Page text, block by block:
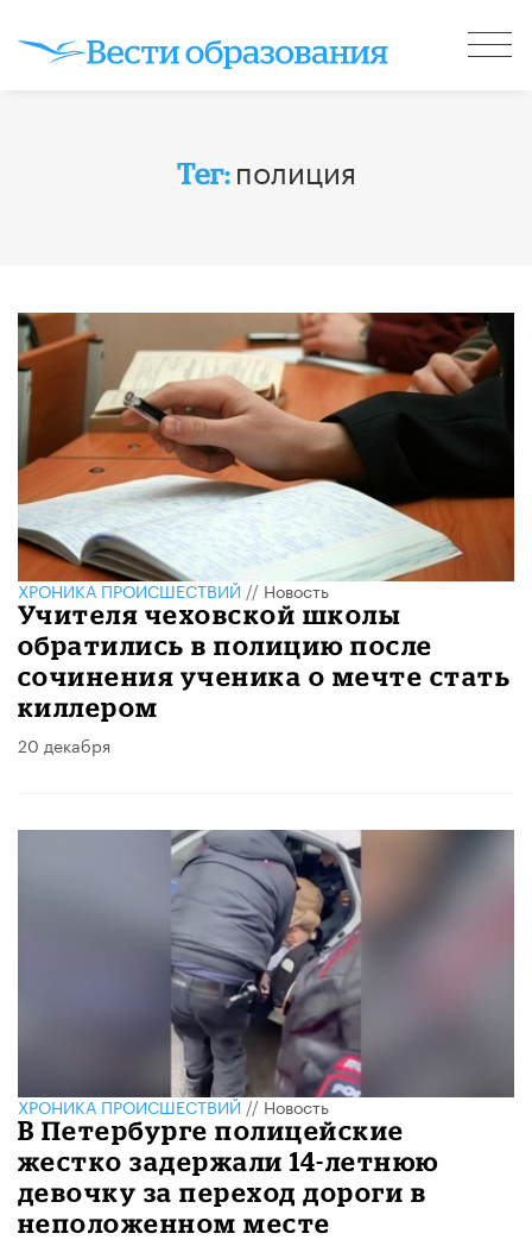
Тег: полиция
ХРОНИКА ПРОИСШЕСТВИЙ // Новость
Учителя чеховской школы
обратились в полицию после
сочинения ученика о мечте стать
киллером
20 декабря
ХРОНИКА ПРОИСШЕСТВИЙ//Новость
В Петербурге полицейские
жестко задержали 14-летнюю
девочку за переход дороги в
неположенном месте